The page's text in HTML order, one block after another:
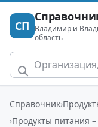
СП
Владимир и
область
Справочник
Продукты питания